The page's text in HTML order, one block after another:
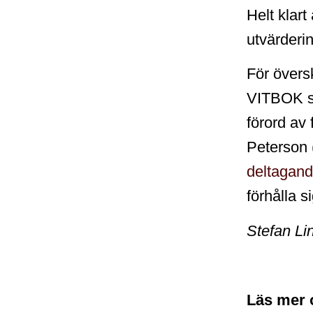
Helt klart
För
VITBOK
förord av
Peterson
förhålla
Stefan
Läs mer